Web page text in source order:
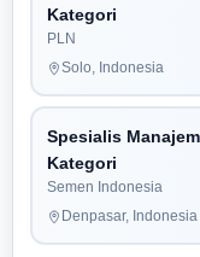
Kategori
PLN
Solo, Indonesia
Spesialis
Kategori
Semen Indonesia
Denpasar, Indonesia